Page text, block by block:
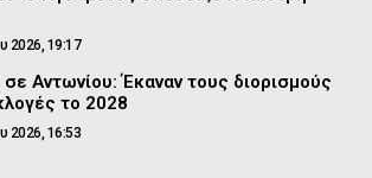
2026, 19:17
Αντωνίου: Έκαναν τους διορισμούς
το 2028
2026, 16:53